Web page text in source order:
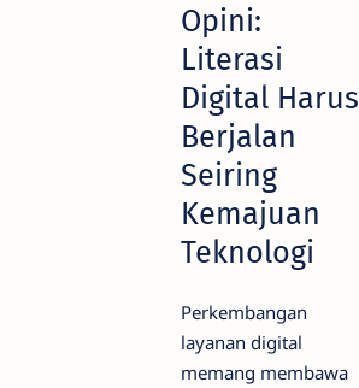
Opini:
Literasi
Digital Harus
Berjalan
Seiring
Kemajuan
Teknologi
Perkembangan
layanan digital
memang membawa